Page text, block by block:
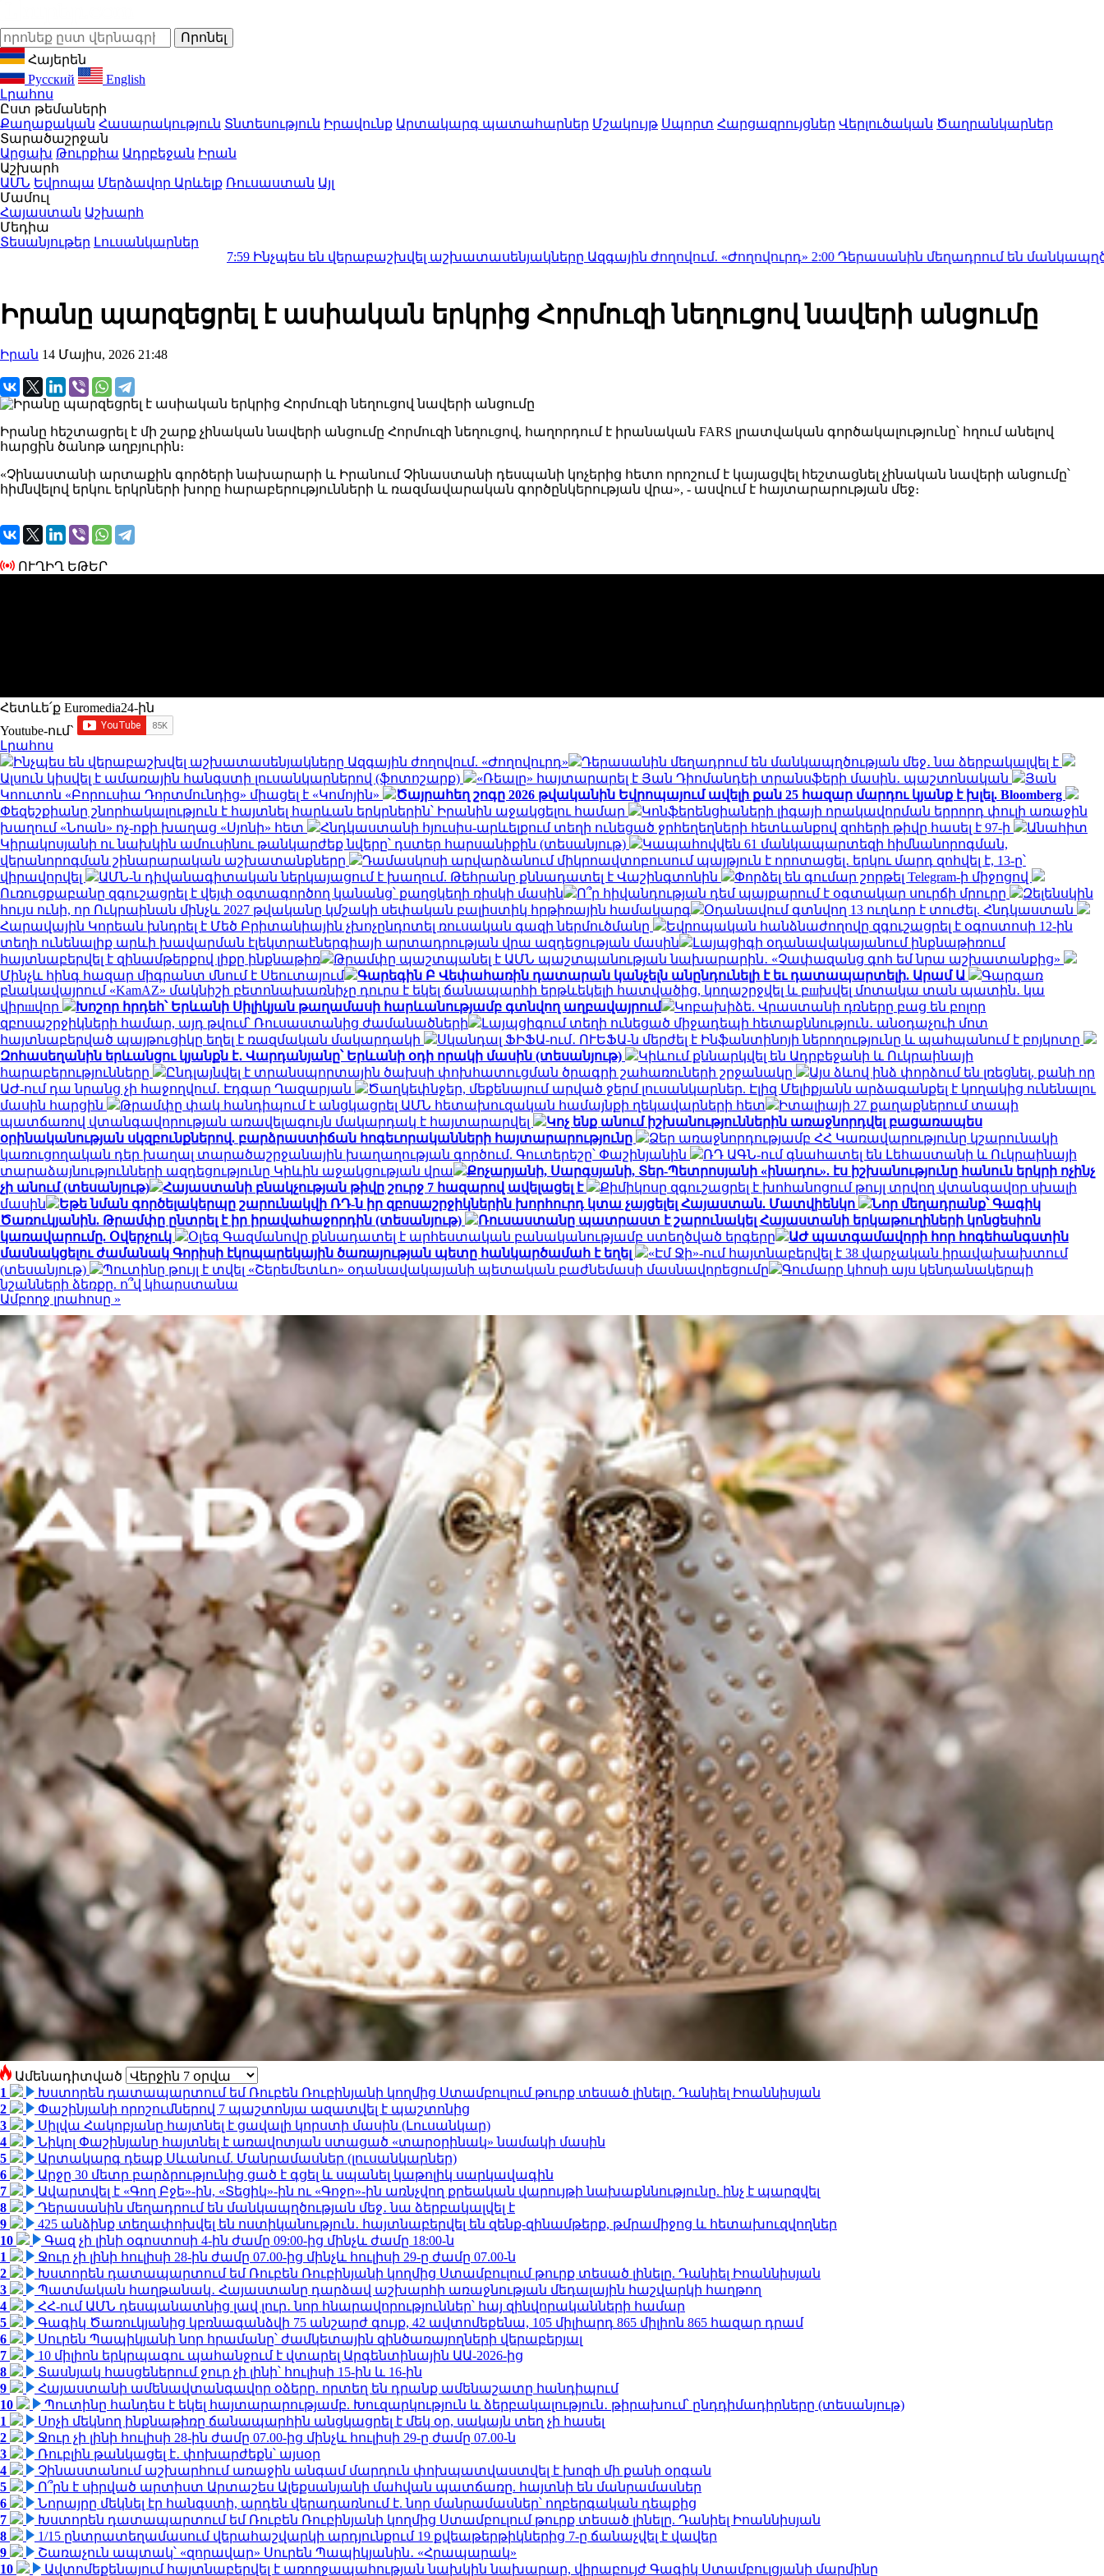
Հայերեն
Русский
English
Լրահոս
Ըստ թեմաների
Քաղաքական Հասարակություն Տնտեսություն Իրավունք Արտակարգ պատահարներ Մշակույթ Սպորտ Հարցազրույցներ Վերլուծական Ծաղրանկարներ
Տարածաշրջան
Արցախ Թուրքիա Ադրբեջան Իրան
Աշխարհ
ԱՄՆ Եվրոպա Մերձավոր Արևելք Ռուսաստան Այլ
Մամուլ
Հայաստան Աշխարհ
Մեդիա
Տեսանյութեր Լուսանկարներ
Ինչպես են վերաբաշխվել աշխատասենյակները Ազգային ժողովում. «Ժողովուրդ»2:00Դերասանին մեղադրում են մանկապղծության
Իրանը պարզեցրել է ասիական երկրից Հորմուզի նեղուցով նավերի անցումը
Իրան 14 Մայիս, 2026 21:48
Իրանը հեշտացրել է մի շարք չինական նավերի անցումը Հորմուզի նեղուցով, հաղորդում է իրանական FARS լրատվական գործակալությունը՝ հղում անելով
հարցին ծանոթ աղբյուրին։
«Չինաստանի արտաքին գործերի նախարարի և Իրանում Չինաստանի դեսպանի կոչերից հետո որոշում է կայացվել հեշտացնել չինական նավերի անցումը՝
հիմնվելով երկու երկրների խորը հարաբերությունների և ռազմավարական գործընկերության վրա», - ասվում է հայտարարության մեջ։
ՈՒՂԻՂ ԵԹԵՐ
Հետևե՛ք Euromedia24-ին
Youtube-ում`
Լրահոս
Ինչպես են վերաբաշխվել աշխատասենյակները Ազգային ժողովում. «Ժողովուրդ»
Դերասանին մեղադրում են մանկապղծության մեջ․ նա ձերբակալվել է
Ալսուն կիսվել է ամառային հանգստի լուսանկարներով (ֆոտոշարք)
«Ռեալը» հայտարարել է Յան Դիոմանդեի տրանսֆերի մասին․ պաշտոնական
Յան
Կոուտոն «Բորուսիա Դորտմունդից» միացել է «Կոմոյին»
Ծայրահեղ շոգը 2026 թվականին Եվրոպայում ավելի քան 25 հազար մարդու կյանք է խլել. Bloomberg
Փեզեշքիանը շնորհակալություն է հայտնել հարևան երկրներին՝ Իրանին աջակցելու համար
Կոնֆերենցիաների լիգայի որակավորման երրորդ փուլի առաջին
խաղում «Նոան» ոչ-ոքի խաղաց «Սյոնի» հետ
Հնդկաստանի հյուսիս-արևելքում տեղի ունեցած ջրհեղեղների հետևանքով զոհերի թիվը հասել է 97-ի
Անահիտ
Կիրակոսյանի ու նախկին ամուսինու թանկարժեք նվերը՝ դստեր հարսանիքին (տեսանյութ)
Կապահովվեն 61 մանկապարտեզի հիմնանորոգման,
վերանորոգման շինարարական աշխատանքները
Դամասկոսի արվարձանում միկրոավտոբուսում պայթյուն է որոտացել․ երկու մարդ զոհվել է, 13-ը՝
վիրավորվել
ԱՄՆ-ն դիվանագիտական ներկայացում է խաղում. Թեհրանը քննադատել է Վաշինգտոնին
Փորձել են գումար շորթել Telegram-ի միջոցով
Ուռուցքաբանը զգուշացրել է վեյփ օգտագործող կանանց՝ քաղցկեղի ռիսկի մասին
Ո՞ր հիվանդության դեմ պայքարում է օգտակար սուրճի մրուրը
Զելենսկին
հույս ունի, որ Ուկրաինան մինչև 2027 թվականը կմշակի սեփական բալիստիկ հրթիռային համակարգ
Օդանավում գտնվող 13 ուղևոր է տուժել. Հնդկաստան
Հարավային Կորեան խնդրել է Մեծ Բրիտանիային չխոչընդոտել ռուսական գազի ներմուծմանը
Եվրոպական հանձնաժողովը զգուշացրել է օգոստոսի 12-ին
տեղի ունենալիք արևի խավարման էլեկտրաէներգիայի արտադրության վրա ազդեցության մասին
Լայպցիգի օդանավակայանում ինքնաթիռում
հայտնաբերվել է զինամթերքով լիքը ինքնաթիռ
Թրամփը պաշտպանել է ԱՄՆ պաշտպանության նախարարին․ «Չափազանց գոհ եմ նրա աշխատանքից»
Մինչև հինգ հազար միգրանտ մնում է Սեուտայում
Գարեգին Բ Վեփահառին դատարան կանչելն անընդունելի է եւ դատապարտելի. Արամ Ա
Գարգառ
բնակավայրում «KamAZ» մակնիշի բետոնախառնիչը դուրս է եկել ճանապարհի երթևեկելի հատվածից, կողաշրջվել և բшխվել մոտակա տան պատին․ կա
վիրшվոր
Խոշոր հրդեհ՝ Երևանի Սիլիկյան թաղամասի հարևանությամբ գտնվող աղբավայրում
Կոբախիձե. Վրաստանի դռները բաց են բոլոր
զբոսաշրջիկների համար, այդ թվում՝ Ռուսաստանից ժամանածների
Լայպցիգում տեղի ունեցած միջադեպի հետաքննություն․ անօդաչուի մոտ
հայտնաբերված պայթուցիկը եղել է ռազմական մակարդակի
Սկանդալ ՖԻՖԱ-ում․ ՈՒԵՖԱ-ն մերժել է Ինֆանտինոյի ներողությունը և պահպանում է բոյկոտը
Զոհասեղանին երևանցու կյանքն է․ Վարդանյանը՝ Երևանի օդի որակի մասին (տեսանյութ)
Կիևում քննարկվել են Ադրբեջանի և Ուկրաինայի
հարաբերությունները
Ընդլայնվել է տրանսպորտային ծախսի փոխհատուցման ծրագրի շահառուների շրջանակը
Այս ձևով ինձ փորձում են լռեցնել, քանի որ
ԱԺ-ում դա նրանց չի հաջողվում․ Էդգար Ղազարյան
Ծաղկեփնջեր, մեքենայում արված ջերմ լուսանկարներ. Էլիզ Մելիքյանն արձագանքել է կողակից ունենալու
մասին հարցին
Թրամփը փակ հանդիպում է անցկացրել ԱՄՆ հետախուզական համայնքի ղեկավարների հետ
Իտալիայի 27 քաղաքներում տապի
պատճառով վտանգավորության առավելագույն մակարդակ է հայտարարվել
Կոչ ենք անում իշխանություններին առաջնորդվել բացառապես
օրինականության սկզբունքներով. բարձրաստիճան հոգեւորականների հայտարարությունը
Ձեր առաջնորդությամբ ՀՀ Կառավարությունը կշարունակի
կառուցողական դեր խաղալ տարածաշրջանային խաղաղության գործում. Գուտերեշը՝ Փաշինյանին
ՌԴ ԱԳՆ-ում գնահատել են Լեհաստանի և Ուկրաինայի
տարաձայնությունների ազդեցությունը Կիևին աջակցության վրա
Քոչարյանի, Սարգսյանի, Տեր-Պետրոսյանի «ինադու». էս իշխանությունը հանուն երկրի ոչինչ
չի անում (տեսանյութ)
Հայաստանի բնակչության թիվը շուրջ 7 հազարով ավելացել է
Քիմիկոսը զգուշացրել է խոհանոցում թույլ տրվող վտանգավոր սխալի
մասին
Եթե նման գործելակերպը շարունակվի ՌԴ-ն իր զբոսաշրջիկներին խորհուրդ կտա չայցելել Հայաստան. Մատվիենկո
Նոր մեղադրանք՝ Գագիկ
Ծառուկյանին. Թրամփը ընտրել է իր իրավահաջորդին (տեսանյութ)
Ռուսաստանը պատրաստ է շարունակել Հայաստանի երկաթուղիների կոնցեսիոն
կառավարումը. Օվերչուկ
Օլեգ Գազմանովը քննադատել է արհեստական բանականությամբ ստեղծված երգերը
ԱԺ պատգամավորի հոր հոգեհանգստին
մասնակցելու ժամանակ Գորիսի էկոպարեկային ծառայության պետը հանկարծամահ է եղել
«Էմ Ջի»-ում հայտնաբերվել է 38 վարչական իրավախախտում
(տեսանյութ)
Պուտինը թույլ է տվել «Շերեմետևո» օդանավակայանի պետական բաժնեմասի մասնավորեցումը
Գումարը կհոսի այս կենդանակերպի
նշանների ձեռքը. ո՞վ կհարստանա
Ամբողջ լրահոսը »
Ամենադիտված
1
Խստորեն դատապարտում եմ Ռուբեն Ռուբինյանի կողմից Ստամբուլում թուրք տեսած լինելը. Դանիել Իոաննիսյան
2
Փաշինյանի որոշումներով 7 պաշտոնյա ազատվել է պաշտոնից
3
Սիլվա Հակոբյանը հայտնել է ցավալի կորստի մասին (Լուսանկար)
4
Նիկոլ Փաշինյանը հայտնել է առավոտյան ստացած «տարօրինակ» նամակի մասին
5
Արտակարգ դեպք Սևանում. Մանրամասներ (լուսանկարներ)
6
Արջը 30 մետր բարձրությունից ցած է գցել և սպանել կաթոլիկ սարկավագին
7
Ավարտվել է «Գող Բջե»-ին, «Տեցիկ»-ին ու «Գոջո»-ին առնչվող քրեական վարույթի նախաքննությունը. ինչ է պարզվել
8
Դերասանին մեղադրում են մանկապղծության մեջ․ նա ձերբակալվել է
9
425 անձինք տեղափոխվել են ոստիկանություն․ հայտնաբերվել են զենք-զինամթերք, թմրամիջոց և հետախուզվողներ
10
Գազ չի լինի օգոստոսի 4-ին ժամը 09:00-ից մինչև ժամը 18:00-ն
1
Ջուր չի լինի հուլիսի 28-ին ժամը 07.00-ից մինչև հուլիսի 29-ը ժամը 07.00-ն
2
Խստորեն դատապարտում եմ Ռուբեն Ռուբինյանի կողմից Ստամբուլում թուրք տեսած լինելը. Դանիել Իոաննիսյան
3
Պատմական հաղթանակ․ Հայաստանը դարձավ աշխարհի առաջնության մեդալային հաշվարկի հաղթող
4
ՀՀ-ում ԱՄՆ դեսպանատնից լավ լուր․ նոր հնարավորություններ՝ հայ զինվորականների համար
5
Գագիկ Ծառուկյանից կբռնագանձվի 75 անշարժ գույք, 42 ավտոմեքենա, 105 միլիարդ 865 միլիոն 865 հազար դրամ
6
Սուրեն Պապիկյանի նոր հրամանը՝ ժամկետային զինծառայողների վերաբերյալ
7
10 միլիոն երկրպագու պահանջում է վտարել Արգենտինային ԱԱ-2026-ից
8
Տասնյակ հասցեներում ջուր չի լինի՝ հուլիսի 15-ին և 16-ին
9
Հայաստանի ամենավտանգավոր օձերը. որտեղ են դրանք ամենաշատը հանդիպում
10
Պուտինը հանդես է եկել հայտարարությամբ. Խուզարկություն և ձերբակալություն․ թիրախում՝ ընդդիմադիրները (տեսանյութ)
1
Սոչի մեկնող ինքնաթիռը ճանապարհին անցկացրել է մեկ օր, սակայն տեղ չի հասել
2
Ջուր չի լինի հուլիսի 28-ին ժամը 07.00-ից մինչև հուլիսի 29-ը ժամը 07.00-ն
3
Ռուբլին թանկացել է․ փոխարժեքն՝ այսօր
4
Չինաստանում աշխարհում առաջին անգամ մարդուն փոխպատվաստվել է խոզի մի քանի օրգան
5
Ո՞րն է սիրված արտիստ Արտաշես Ալեքսանյանի մահվան պատճառը. հայտնի են մանրամասներ
6
Նորայրը մեկնել էր հանգստի, արդեն վերադառնում է. նոր մանրամասներ՝ ողբերգական դեպքից
7
Խստորեն դատապարտում եմ Ռուբեն Ռուբինյանի կողմից Ստամբուլում թուրք տեսած լինելը. Դանիել Իոաննիսյան
8
1/15 ընտրատեղամասում վերահաշվարկի արդյունքում 19 քվեաթերթիկներից 7-ը ճանաչվել է վավեր
9
Շառաչուն ապտակ՝ «զորավար» Սուրեն Պապիկյանին․ «Հրապարակ»
10
Ավտոմեքենայում հայտնաբերվել է առողջապահության նախկին նախարար, վիրաբույժ Գագիկ Ստամբուլցյանի մարմինը